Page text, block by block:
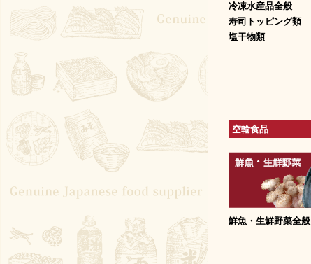
冷凍水産品全般
寿司トッピング類
塩干物類
空輸食品
鮮魚・生鮮野菜全般